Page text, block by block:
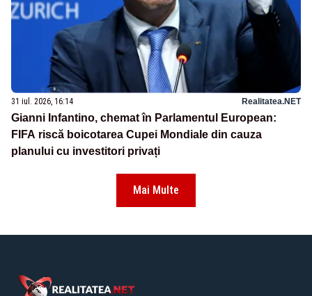
31 iul. 2026, 16:14 Realitatea.NET
Gianni Infantino, chemat în Parlamentul European:
FIFA riscă boicotarea Cupei Mondiale din cauza
planului cu investitori privați
Mai Multe